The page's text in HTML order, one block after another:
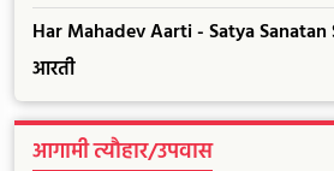
Har Mahadev Aarti - Satya Sanatan
आरती
आगामी त्यौहार/उपवास